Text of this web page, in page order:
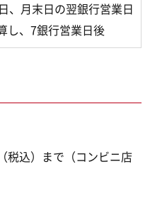
、月末日の翌銀行営業日
し、7銀行営業日後
税込）まで（コンビニ店